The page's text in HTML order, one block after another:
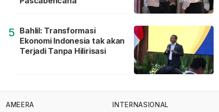
5 Bahlil: Transformasi
Ekonomi Indonesia tak akan
Terjadi Tanpa Hilirisasi
AMEERA INTERNASIONAL